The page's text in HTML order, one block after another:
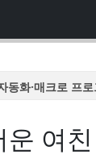
동화·매크로 프
화·매크로 프로
여친